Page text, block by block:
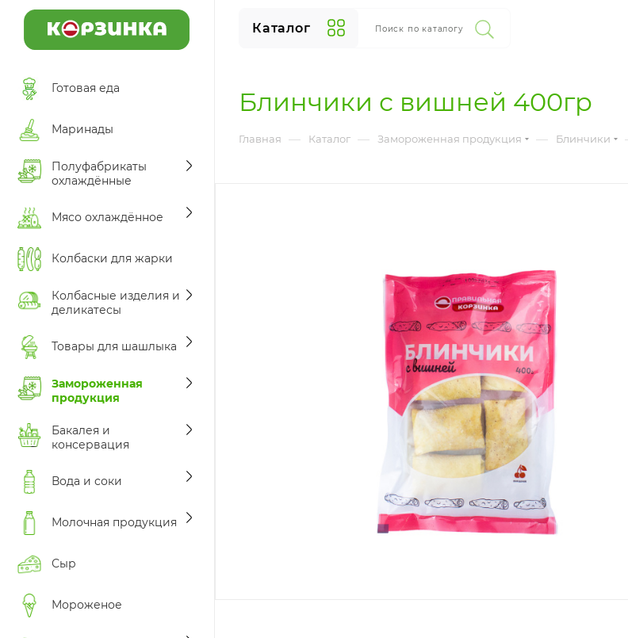
Каталог Поиск по каталогу
Готовая еда
Маринады
Полуфабрикаты
охлаждённые
Мясо охлаждённое
Колбаски для жарки
Колбасные изделия и
деликатесы
Товары для шашлыка
Замороженная
продукция
Бакалея и
консервация
Вода и соки
Молочная продукция
Сыр
Мороженое
Блинчики с вишней 400гр
Главная — Каталог — Замороженная продукция — Блинчики